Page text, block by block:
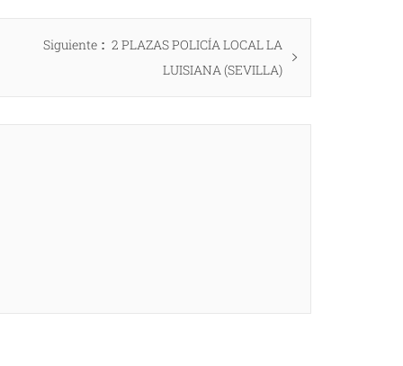
Siguiente
Entrada
siguiente:
2 PLAZAS POLICÍA LOCAL LA
LUISIANA (SEVILLA)